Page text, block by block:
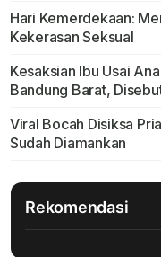
Hari Kemerdekaan:
Kekerasan Seksual
Kesaksian Ibu Usai
Bandung Barat,
Viral Bocah Disiksa
Sudah Diamankan
Rekomendasi